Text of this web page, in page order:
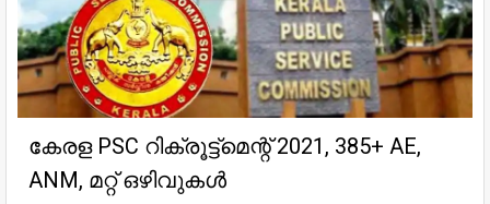
കേരള PSC റിക്രൂട്ട്മെന്റ് 2021, 385+ AE,
ANM, മറ്റ് ഒഴിവുകൾ